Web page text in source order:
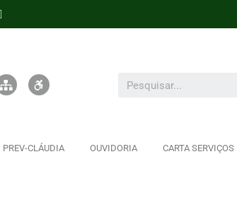
PREV-CLÁUDIA OUVIDORIA CARTA SERVIÇOS